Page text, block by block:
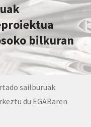
bilkuran
sailburuak
du EGABaren